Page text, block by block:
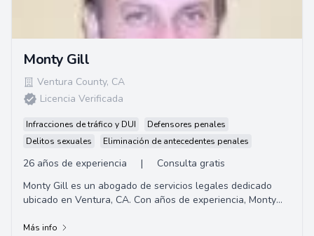
Monty Gill
Ventura County, CA
Licencia Verificada
Infracciones de tráfico y DUI
Defensores penales
Delitos sexuales
Eliminación de antecedentes penales
26 años de experiencia |
Consulta gratis
Monty Gill es un abogado de servicios legales dedicado
ubicado en Ventura, CA. Con años de experiencia, Monty
Más info